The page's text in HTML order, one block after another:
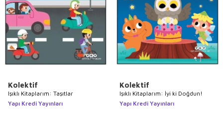
Kolektif
Işıklı Kitaplarım: Taşıtlar
Yapı Kredi Yayınları
Kolektif
Işıklı Kitaplarım: İyi ki Doğdun!
Yapı Kredi Yayınları